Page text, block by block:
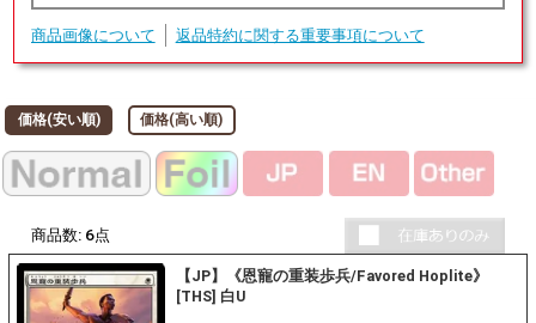
商品画像について 返品特約に関する重要事項について
価格(安い順) 価格(高い順)
商品数: 6点
【JP】《恩寵の重装歩兵/Favored Hoplite》
[THS] 白U